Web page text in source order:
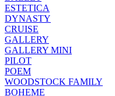
ESTETICA
DYNASTY
CRUISE
GALLERY
GALLERY MINI
PILOT
POEM
WOODSTOCK FAMILY
BOHEME